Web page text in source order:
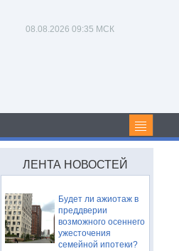
08.08.2026 09:35 МСК
ЛЕНТА НОВОСТЕЙ
Будет ли ажиотаж в
преддверии
возможного осеннего
ужесточения
семейной ипотеки?